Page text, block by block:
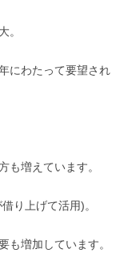
。
にわたって要望され
も増えています。
り上げて活用)。
増加しています。